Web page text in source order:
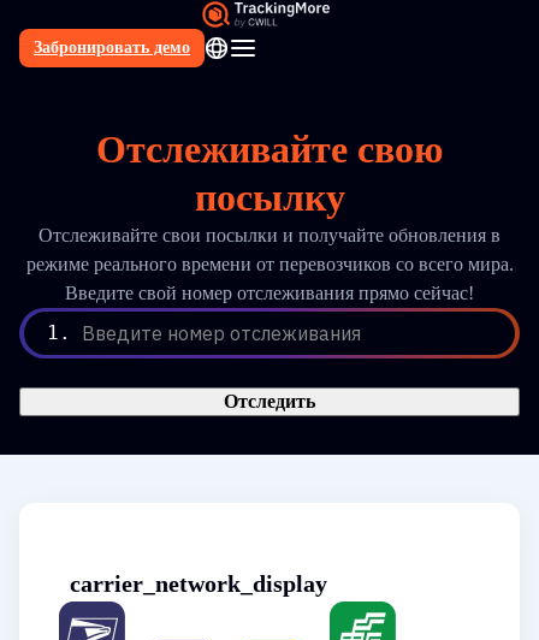
Забронировать демо
RU
Отслеживайте свою
посылку
Отслеживайте свои посылки и получайте обновления в
режиме реального времени от перевозчиков со всего мира.
Введите свой номер отслеживания прямо сейчас!
1. Введите номер отслеживания
Отследить
carrier_network_display